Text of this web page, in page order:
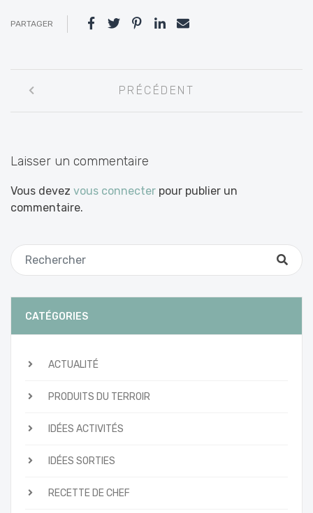
PARTAGER
entre
PRÉCÉDENT
Laisser un commentaire
Vous devez vous connecter pour publier un
commentaire.
CATÉGORIES
ACTUALITÉ
PRODUITS DU TERROIR
IDÉES ACTIVITÉS
IDÉES SORTIES
RECETTE DE CHEF